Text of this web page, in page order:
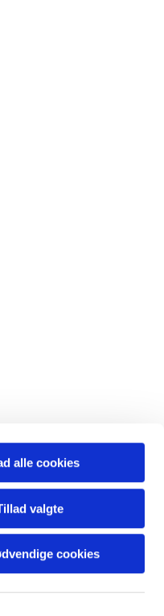
alle cookies
valgte
cookies